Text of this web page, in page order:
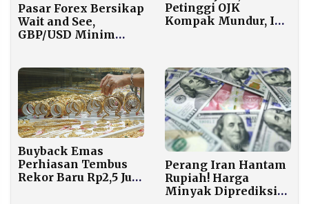
Pasar Forex Bersikap
Wait and See,
GBP/USD Minim
Petinggi OJK
Kompak Mundur, Ini
Buyback Emas
Perhiasan Tembus
Rekor Baru Rp2,5 Juta
Perang Iran Hantam
Rupiah! Harga
Minyak Diprediksi